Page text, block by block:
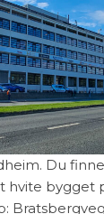
Du
hvite bygget